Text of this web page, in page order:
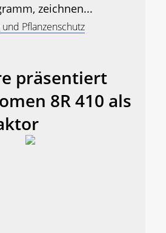
zeichnen...
Pflanzenschutz
präsentiert
8R 410 als